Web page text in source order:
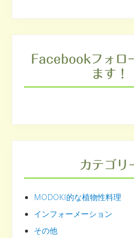
Facebookフォロ
ます！
カテゴリ
MODOKI的な植物性料理
インフォーメーション
その他